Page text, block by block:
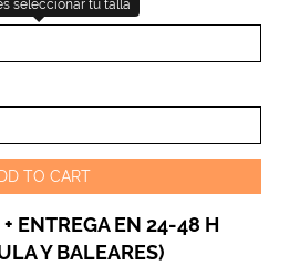
seleccionar tu talla
TO CART
ENTREGA EN 24-48 H
Y BALEARES)